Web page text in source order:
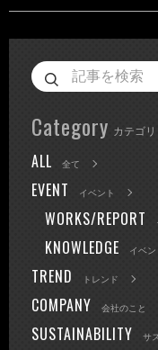
Category カテゴリ
ALL 全て
EVENT イベント
WORKS/REPORT
KNOWLEDGE イベ
TREND トレンド
COMPANY 会社のこと
SUSTAINABILITY サ